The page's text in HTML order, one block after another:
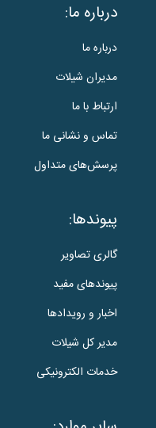
درباره ما:
درباره ما
مدیران شیلات
ارتباط با ما
تماس و نشانی ما
پرسش‌های متداول
پیوندها:
گالری تصاویر
پیوندهای مفید
اخبار و رویدادها
مدیر کل شیلات
خدمات الکترونیکی